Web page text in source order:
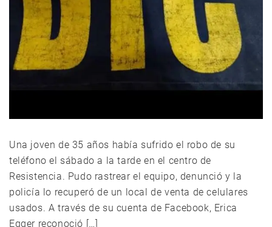
Una joven de 35 años había sufrido el robo de su
teléfono el sábado a la tarde en el centro de
Resistencia. Pudo rastrear el equipo, denunció y la
policía lo recuperó de un local de venta de celulares
usados. A través de su cuenta de Facebook, Erica
Egger reconoció […]